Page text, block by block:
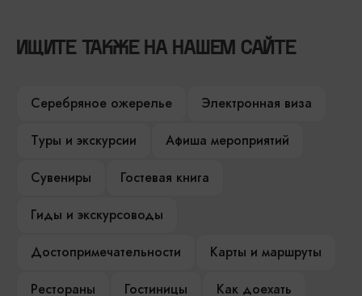
ИЩИТЕ ТАКЖЕ НА НАШЕМ САЙТЕ
Серебряное ожерелье
Электронная виза
Туры и экскурсии
Афиша мероприятий
Сувениры
Гостевая книга
Гиды и экскурсоводы
Достопримечательности
Карты и маршруты
Рестораны
Гостиницы
Как доехать